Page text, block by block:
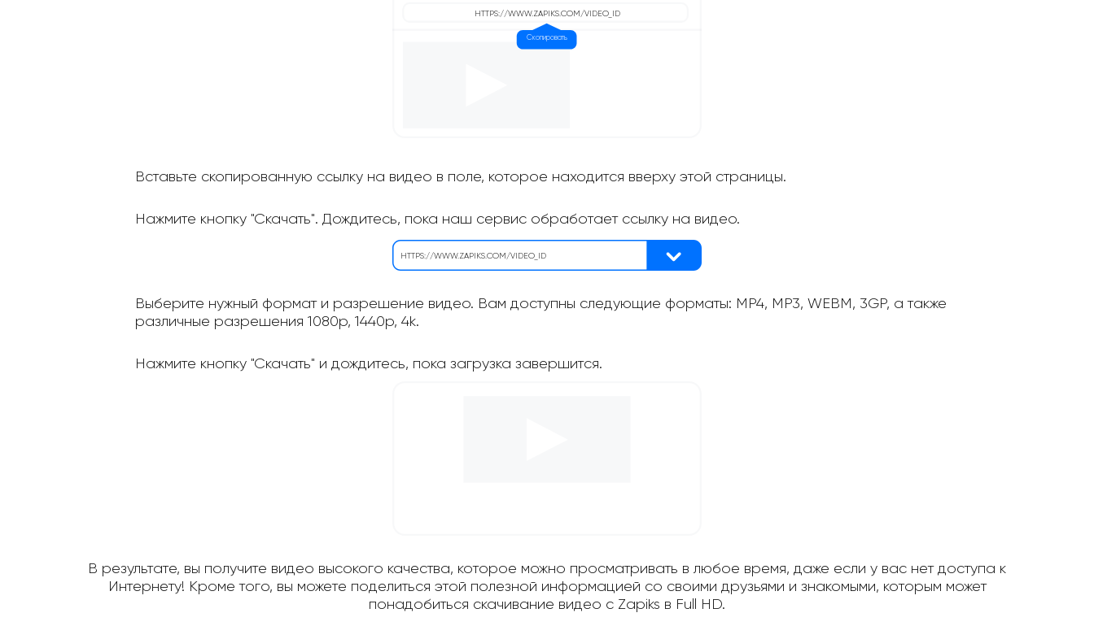
Вставьте скопированную ссылку на видео в поле, которое находится вверху этой страницы.
Нажмите кнопку "Скачать". Дождитесь, пока наш сервис обработает ссылку на видео.
Выберите нужный формат и разрешение видео. Вам доступны следующие форматы: MP4, MP3, WEBM, 3GP, а также
различные разрешения 1080p, 1440p, 4k.
Нажмите кнопку "Скачать" и дождитесь, пока загрузка завершится.
В результате, вы получите видео высокого качества, которое можно просматривать в любое время, даже если у вас нет доступа к
Интернету! Кроме того, вы можете поделиться этой полезной информацией со своими друзьями и знакомыми, которым может
понадобиться скачивание видео с Zapiks в Full HD.